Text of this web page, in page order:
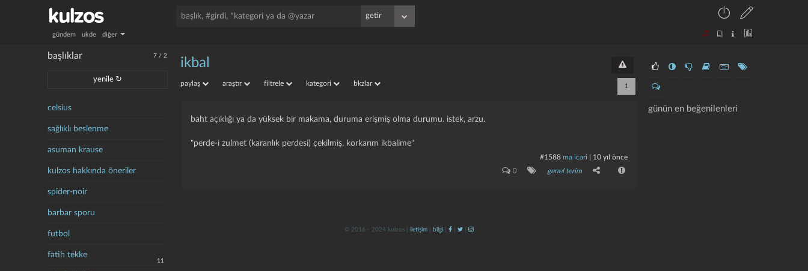
gündem ukde diğer
7 /2
başlıklar
yenile ↻
celsius
sağlıklı beslenme
asuman krause
kulzos hakkında öneriler
spider-noir
barbar sporu
futbol
fatih tekke
11
günün en beğenilenleri
ikbal
paylaş araştır filtrele kategori bkzlar 1
baht açıklığı ya da yüksek bir makama, duruma erişmiş olma durumu. i̇stek, arzu.
"perde-i zulmet (karanlık perdesi) çekilmiş, korkarım ikbalime"
#1588 ma icari 10 yıl önce
0 genel terim
© 2016 - 2024 kulzos | iletişim bilgi